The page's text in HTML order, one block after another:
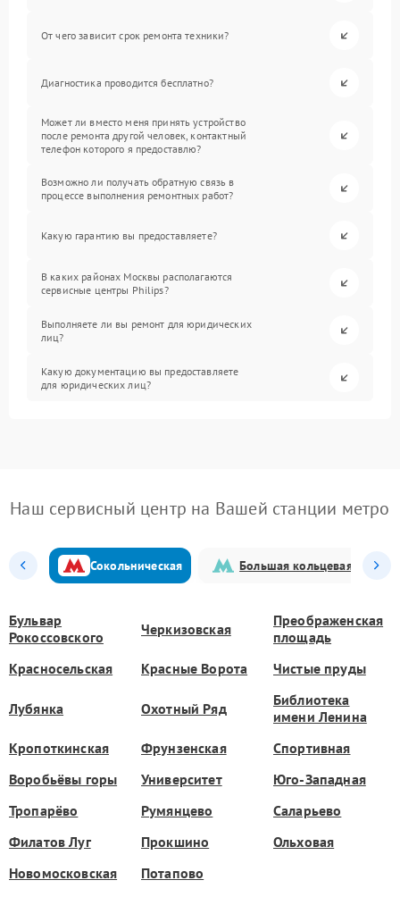
От чего зависит срок ремонта техники?
Диагностика проводится бесплатно?
Может ли вместо меня принять устройство
после ремонта другой человек, контактный
телефон которого я предоставлю?
Возможно ли получать обратную связь в
процессе выполнения ремонтных работ?
Какую гарантию вы предоставляете?
В каких районах Москвы располагаются
сервисные центры Philips?
Выполняете ли вы ремонт для юридических
лиц?
Какую документацию вы предоставляете
для юридических лиц?
Наш сервисный центр на Вашей станции метро
Сокольническая Большая кольцевая
Бульвар
Рокоссовского
Черкизовская
Преображенская
площадь
Красносельская
Красные Ворота Чистые пруды
Лубянка Охотный Ряд
Библиотека
имени Ленина
Кропоткинская
Фрунзенская
Спортивная
Воробьёвы горы
Университет
Юго-Западная
Тропарёво
Румянцево
Саларьево
Филатов Луг
Прокшино
Ольховая
Новомосковская
Потапово